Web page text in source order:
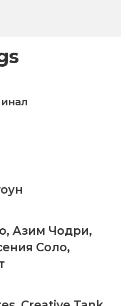
, Азим Чодри,
Соло,